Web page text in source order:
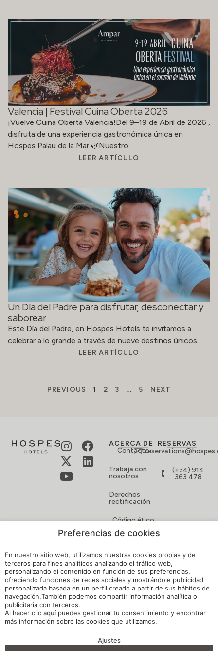
VENTAJAS DE RESERVA
Valencia | Festival Cuina Oberta 2026
¡Vuelve Cuina Oberta Valencia!Del 9–19 de Abril de 2026 ,
disfruta de una experiencia gastronómica única en
Hospes Palau de la Mar 🌿Nuestro…
LEER ARTÍCULO
Un Día del Padre para disfrutar, desconectar y
saborear
Este Día del Padre, en Hospes Hotels te invitamos a
celebrar a lo grande a través de nueve destinos únicos…
LEER ARTÍCULO
PREVIOUS 1 2 3 … 5 NEXT
ACERCA DE
Contacto
Trabaja con
nosotros
Derechos
rectificación
Código ético
Descargar
catálogo
RESERVAS
(+34) 914
363 478
SUSCRÍBETE
A
NUESTRA
NEWSLETTER
Y
OBTÉN
UN
5%
DE
SUSCRIBIRME
Preferencias de cookies
En nuestro sitio web, utilizamos nuestras cookies propias y de
terceros para fines analíticos analizando el tráfico web,
personalizando el contenido en función de sus preferencias,
ofreciendo funciones de redes sociales y mostrándole publicidad
personalizada basada en un perfil creado a partir de sus hábitos de
navegación.También podemos compartir información analítica o
publicitaria con terceros.
Al hacer clic aquípuedes gestionar tu consentimiento y encontrar
más información sobre las cookies que utilizamos.
Ajustes